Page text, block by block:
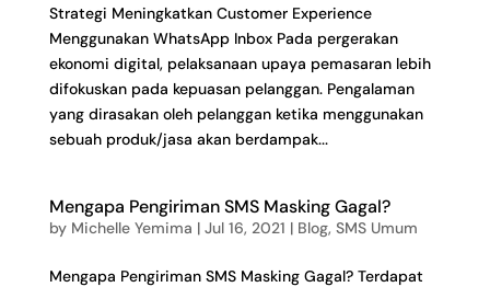
Strategi Meningkatkan Customer Experience
Menggunakan WhatsApp Inbox Pada pergerakan
ekonomi digital, pelaksanaan upaya pemasaran lebih
difokuskan pada kepuasan pelanggan. Pengalaman
yang dirasakan oleh pelanggan ketika menggunakan
sebuah produk/jasa akan berdampak...
Mengapa Pengiriman SMS Masking Gagal?
by Michelle Yemima | Jul 16, 2021 | Blog, SMS Umum
Mengapa Pengiriman SMS Masking Gagal? Terdapat